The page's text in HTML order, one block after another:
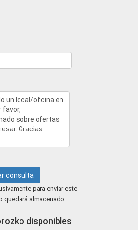
consulta
para enviar este
quedará almacenado.
disponibles